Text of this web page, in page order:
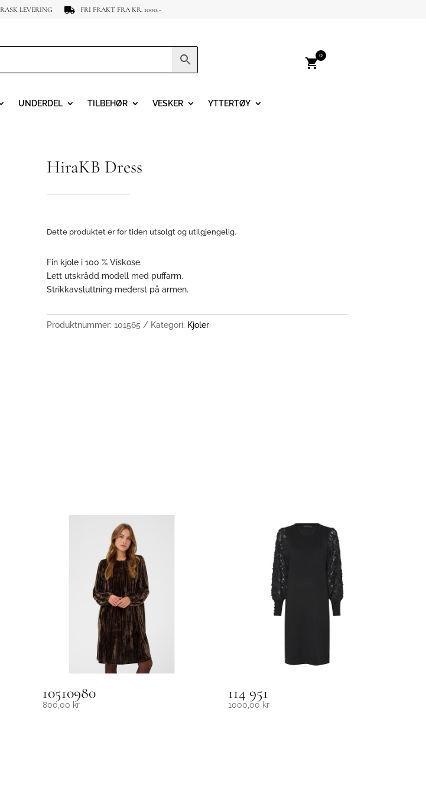
RASK LEVERING  FRI FRAKT FRA KR. 1000,-
shopping_cart
0
UNDERDEL TILBEHØR VESKER YTTERTØY
HiraKB Dress
Dette produktet er for tiden utsolgt og utilgjengelig.
Fin kjole i 100 % Viskose.
Lett utskrådd modell med puffarm.
Strikkavsluttning mederst på armen.
Produktnummer: 101565 Kategori: Kjoler
10510980
800,00 kr
114 951
1000,00 kr